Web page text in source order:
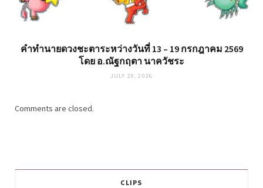
คำทำนายดวงชะตาระหว่างวันที่ 13 – 19 กรกฎาคม 2569
โดย อ.ณัฐกฤตา นาควัชระ
JULY 20, 2026
Comments are closed.
CLIPS